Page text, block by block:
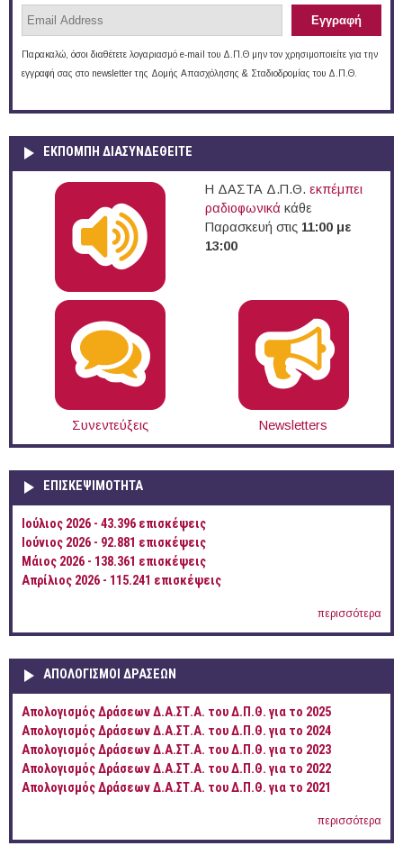
Παρακαλώ, όσοι διαθέτετε λογαριασμό e-mail του Δ.Π.Θ μην τον χρησιμοποιείτε για την
εγγραφή σας στο newsletter της Δομής Απασχόλησης & Σταδιοδρομίας του Δ.Π.Θ.
ΕΚΠΟΜΠΉ ΔΙΑΣΥΝΔΕΘΕΊΤΕ
Η ΔΑΣΤΑ Δ.Π.Θ. εκπέμπει
ραδιοφωνικά κάθε
Παρασκευή στις 11:00 με
13:00
Συνεντεύξεις Newsletters
ΕΠΙΣΚΕΨΙΜΌΤΗΤΑ
Ιούλιος 2026 - 43.396 επισκέψεις
Ιούνιος 2026 - 92.881 επισκέψεις
Μάιος 2026 - 138.361 επισκέψεις
Απρίλιος 2026 - 115.241 επισκέψεις
περισσότερα
ΑΠΟΛΟΓΙΣΜΟΊ ΔΡΆΣΕΩΝ
Απολογισμός Δράσεων Δ.Α.ΣΤ.Α. του Δ.Π.Θ. για το 2025
Απολογισμός Δράσεων Δ.Α.ΣΤ.Α. του Δ.Π.Θ. για το 2024
Απολογισμός Δράσεων Δ.Α.ΣΤ.Α. του Δ.Π.Θ. για το 2023
Απολογισμός Δράσεων Δ.Α.ΣΤ.Α. του Δ.Π.Θ. για το 2022
Απολογισμός Δράσεων Δ.Α.ΣΤ.Α. του Δ.Π.Θ. για το 2021
περισσότερα